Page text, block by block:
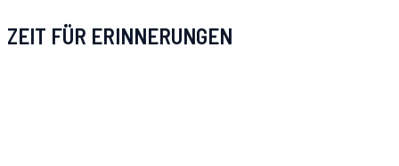
ZEIT FÜR ERINNERUNGEN